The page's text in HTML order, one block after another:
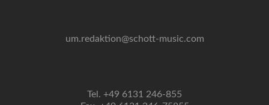
um.redaktion@schott-music.com
Tel. +49 6131 246-855